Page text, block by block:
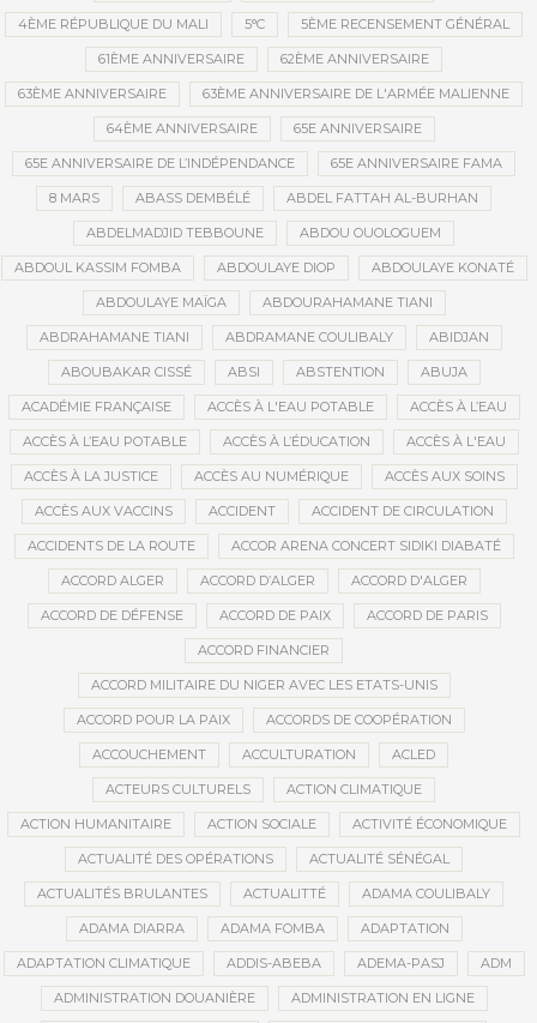
4ÈME RÉPUBLIQUE DU MALI 5°C 5ÈME RECENSEMENT GÉNÉRAL
61ÈME ANNIVERSAIRE 62ÈME ANNIVERSAIRE
63ÈME ANNIVERSAIRE 63ÈME ANNIVERSAIRE DE L'ARMÉE MALIENNE
64ÈME ANNIVERSAIRE 65E ANNIVERSAIRE
65E ANNIVERSAIRE DE L’INDÉPENDANCE 65E ANNIVERSAIRE FAMA
8 MARS ABASS DEMBÉLÉ ABDEL FATTAH AL-BURHAN
ABDELMADJID TEBBOUNE ABDOU OUOLOGUEM
ABDOUL KASSIM FOMBA ABDOULAYE DIOP ABDOULAYE KONATÉ
ABDOULAYE MAÏGA ABDOURAHAMANE TIANI
ABDRAHAMANE TIANI ABDRAMANE COULIBALY ABIDJAN
ABOUBAKAR CISSÉ ABSI ABSTENTION ABUJA
ACADÉMIE FRANÇAISE ACCÈS À L'EAU POTABLE ACCÈS À L’EAU
ACCÈS À L’EAU POTABLE ACCÈS À L’ÉDUCATION ACCÈS À L'EAU
ACCÈS À LA JUSTICE ACCÈS AU NUMÉRIQUE ACCÈS AUX SOINS
ACCÈS AUX VACCINS ACCIDENT ACCIDENT DE CIRCULATION
ACCIDENTS DE LA ROUTE ACCOR ARENA CONCERT SIDIKI DIABATÉ
ACCORD ALGER ACCORD D’ALGER ACCORD D'ALGER
ACCORD DE DÉFENSE ACCORD DE PAIX ACCORD DE PARIS
ACCORD FINANCIER
ACCORD MILITAIRE DU NIGER AVEC LES ETATS-UNIS
ACCORD POUR LA PAIX ACCORDS DE COOPÉRATION
ACCOUCHEMENT ACCULTURATION ACLED
ACTEURS CULTURELS ACTION CLIMATIQUE
ACTION HUMANITAIRE ACTION SOCIALE ACTIVITÉ ÉCONOMIQUE
ACTUALITÉ DES OPÉRATIONS ACTUALITÉ SÉNÉGAL
ACTUALITÉS BRULANTES ACTUALITTÉ ADAMA COULIBALY
ADAMA DIARRA ADAMA FOMBA ADAPTATION
ADAPTATION CLIMATIQUE ADDIS-ABEBA ADEMA-PASJ ADM
ADMINISTRATION DOUANIÈRE ADMINISTRATION EN LIGNE